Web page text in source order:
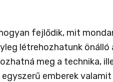
fejlődik, mit
létrehozhatunk
meg a technika,
emberek